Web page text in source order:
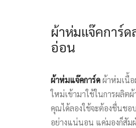
ผ้าห่มแจ๊คการ์ด
อ่อน
ผ้าห่มแจ๊คการ์ดผ้าห่มเนื้
ใหม่เข้ามาใช้ในการผลิต
คุณได้ลองใช้จะต้องชื่นช
อย่างแน่นอน แค่มองก็สัม